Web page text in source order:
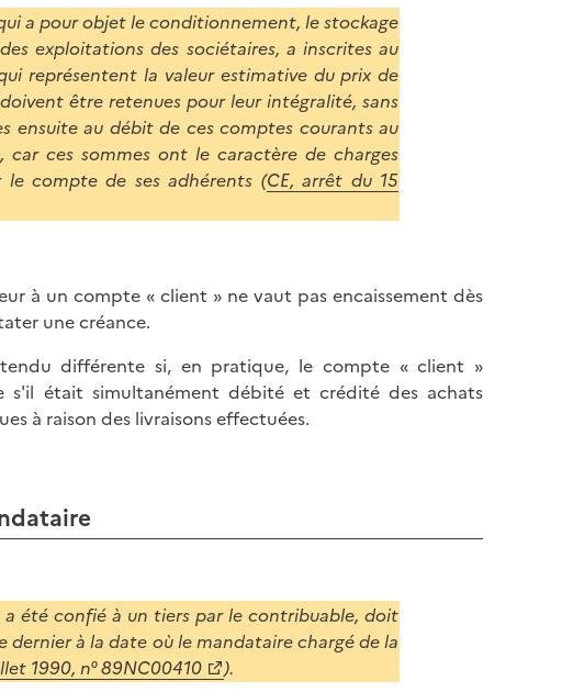
a pour objet le conditionnement, le stockage
exploitations des sociétaires, a inscrites au
représentent la valeur estimative du prix de
être retenues pour leur intégralité, sans
ensuite au débit de ces comptes courants au
ces sommes ont le caractère de charges
compte de ses adhérents (CE, arrêt du 15
à un compte « client » ne vaut pas encaissement dès
une créance.
différente si, en pratique, le compte « client »
était simultanément débité et crédité des achats
à raison des livraisons effectuées.
été confié à un tiers par le contribuable, doit
à la date où le mandataire chargé de la
1990, n° 89NC00410 ).